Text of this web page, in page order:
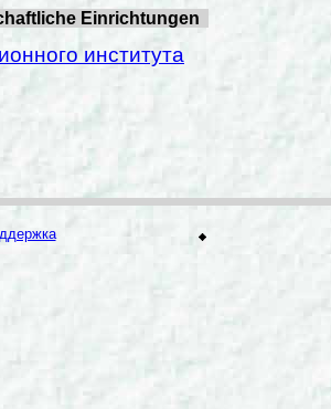
Einrichtungen
института